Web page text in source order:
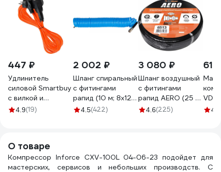
447 ₽
Удлинитель
силовой Smartbuy
с вилкой и
розеткой 2P+PE/5
4.9(19)
2 002 ₽
Шланг спиральный
с фитингами
рапид (10 м; 8x12
мм) FUBAG
4.5(422)
3 080 ₽
Шланг воздушный
с фитингами
рапид AERO (25 м;
9x15 мм; 20 бар)
4.6(225)
VDL
4.9
О товаре
Компрессор Inforce CXV-100L 04-06-23 подойдет для
мастерских, сервисов и небольших производств. С